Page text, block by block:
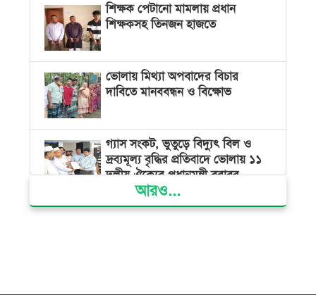
শিক্ষক পেটানো মামলায় প্রধান
শিক্ষকসহ তিনজন হাজতে
ভোলায় মিথ্যা অপবাদের বিচার
দাবিতে মানববন্ধন ও বিক্ষোভ
গ্যাস সংকট, ভুতুড়ে বিদ্যুৎ বিল ও
দ্রব্যমূল্য বৃদ্ধির প্রতিবাদে ভোলায় ১১
দলীয় ঐক্যের প্রধানমন্ত্রী বরাবর
স্মারকলিপি প্রদান
আরও...